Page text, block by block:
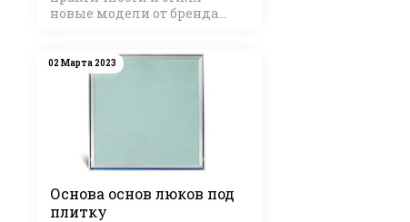
новые модели от бренда
02 Марта 2023
Основа основ люков под
плитку